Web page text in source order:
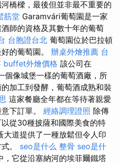
橋樑，最後但並非最不重要的
筋堂 Garamvári葡萄園是一家
師的資格及其數十年的葡萄
台胞證台北 葡萄園位於巴拉頓
的葡萄園。 辦桌外燴推薦 台
buffet外燴價格 該公司在
個像城堡一樣的葡萄酒廠，所
加工到發酵，葡萄酒成熟和裝
這家餐廳全年都在等待著親愛
下訂單。 經絡調理證照 除傳
從30種披薩和國際美食的特
道提供了一種放鬆但令人印
。 seo是什么 整骨 seo是什
，它從沿塞納河的埃菲爾鐵塔